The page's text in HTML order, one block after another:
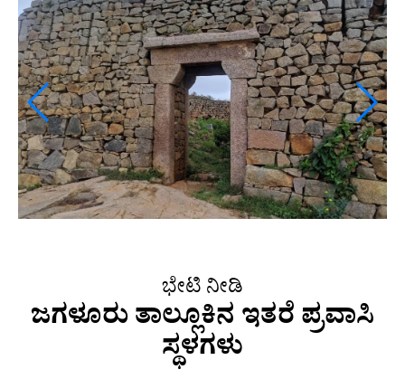
ಭೇಟಿ ನೀಡಿ
ಜಗಳೂರು ತಾಲ್ಲೂಕಿನ ಇತರೆ ಪ್ರವಾಸಿ
ಸ್ಥಳಗಳು